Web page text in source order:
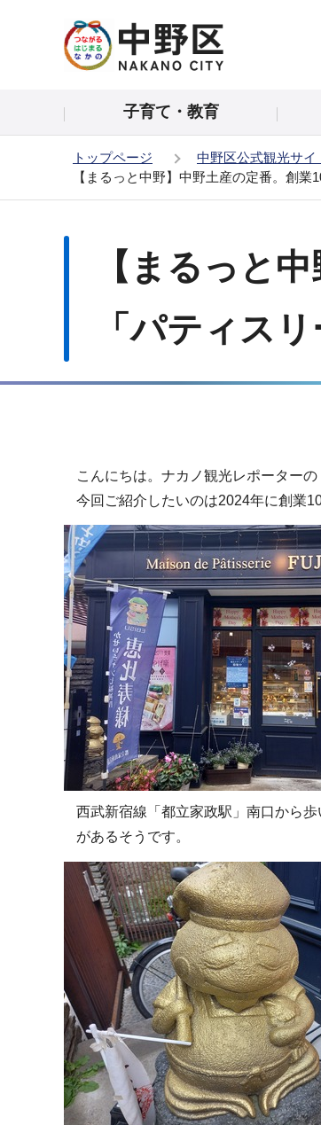
の
子育て・教育
トップページ 中野区公式観光サイ
【まるっと中野】中野土産の定番。創業
【まるっと
「パティス
こんにちは。ナカノ観光レポーター
今回ご紹介したいのは2024年に創業
西武新宿線「都立家政駅」南口から
があるそうです。
ビ
ゲ
ー
シ
ョ
ン
こ
こ
か
ら